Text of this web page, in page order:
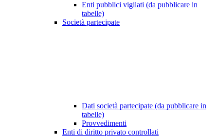
Enti pubblici vigilati (da pubblicare in
tabelle)
Società partecipate
Dati società partecipate (da pubblicare in
tabelle)
Provvedimenti
Enti di diritto privato controllati